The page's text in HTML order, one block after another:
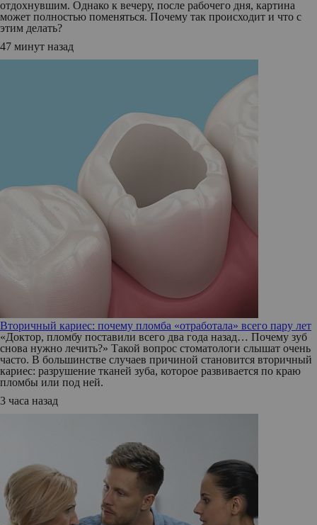
отдохнувшим. Однако к вечеру, после рабочего дня, картина
может полностью поменяться. Почему так происходит и что с
этим делать?
47 минут назад
Вторичный кариес: почему пломба «отработала» всего пару лет
«Доктор, пломбу поставили всего два года назад… Почему зуб
снова нужно лечить?» Такой вопрос стоматологи слышат очень
часто. В большинстве случаев причиной становится вторичный
кариес: разрушение тканей зуба, которое развивается по краю
пломбы или под ней.
3 часа назад